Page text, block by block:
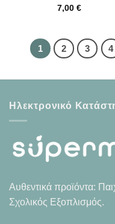
7,00 €
1 2 3 4
Ηλεκτρονικό
Αυθεντικά προϊόντα:
Σχολικός Εξοπλισμός.